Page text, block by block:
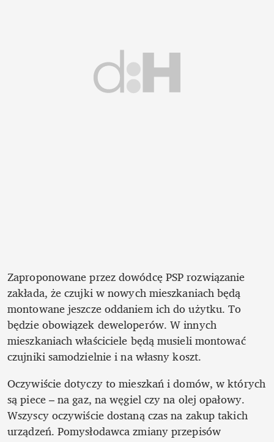
Zaproponowane przez dowódcę PSP rozwiązanie
zakłada, że czujki w nowych mieszkaniach będą
montowane jeszcze oddaniem ich do użytku. To
będzie obowiązek deweloperów. W innych
mieszkaniach właściciele będą musieli montować
czujniki samodzielnie i na własny koszt.
Oczywiście dotyczy to mieszkań i domów, w których
są piece – na gaz, na węgiel czy na olej opałowy.
Wszyscy oczywiście dostaną czas na zakup takich
urządzeń. Pomysłodawca zmiany przepisów